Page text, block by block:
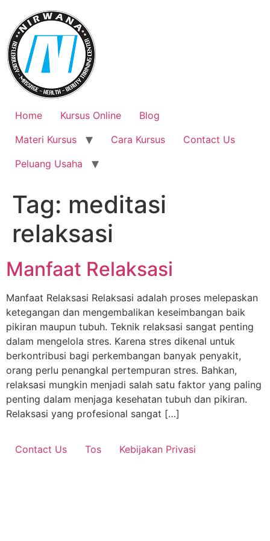
content
Home Kursus Online
Blog
Materi Kursus
Cara Kursus
Contact Us
Peluang Usaha
Tag: meditasi
relaksasi
Manfaat Relaksasi
Manfaat Relaksasi Relaksasi adalah proses melepaskan
ketegangan dan mengembalikan keseimbangan baik
pikiran maupun tubuh. Teknik relaksasi sangat penting
dalam mengelola stres. Karena stres dikenal untuk
berkontribusi bagi perkembangan banyak penyakit,
orang perlu penangkal pertempuran stres. Bahkan,
relaksasi mungkin menjadi salah satu faktor yang paling
penting dalam menjaga kesehatan tubuh dan pikiran.
Relaksasi yang profesional sangat […]
Contact Us Tos Kebijakan Privasi